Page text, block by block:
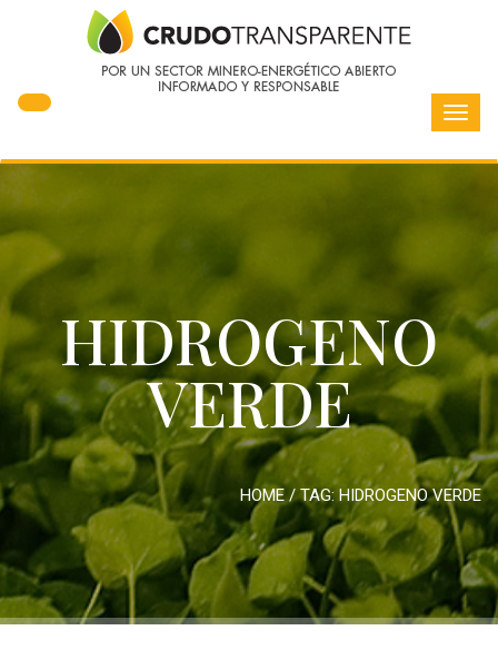
HIDROGENO
VERDE
HOME/ TAG: HIDROGENO VERDE